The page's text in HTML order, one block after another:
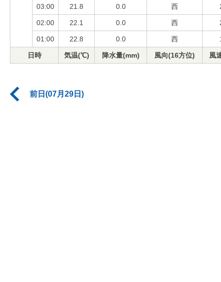
03:00 21.8 0.0 西
02:00 22.1 0.0 西
01:00 22.8 0.0 西
日時 気温(℃) 降水量(mm) 風向(16方位) 風
前日(07月29日)